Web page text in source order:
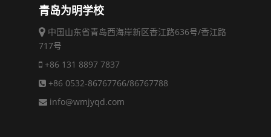
青岛为明学校
中国山东省青岛西海岸新区香江路636号/香江路
717号
+86 131 8897 7837
+86 0532-86767766/86767788
info@wmjyqd.com